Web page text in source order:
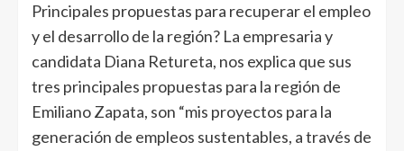
Principales propuestas para recuperar el empleo
y el desarrollo de la región? La empresaria y
candidata Diana Retureta, nos explica que sus
tres principales propuestas para la región de
Emiliano Zapata, son “mis proyectos para la
generación de empleos sustentables, a través de